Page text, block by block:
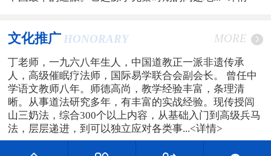
文化推广 HONORARY MORE
丁老师，一九六八年生人，中国道教正一派非遗传承
人，高级催眠疗法师，国际易学联合会副会长。 曾任中
学语文教师八年。师德高尚，教学经验丰富，条理清
晰。从事道法研究多年，有丰富的实战经验。现传授闾
山三奶法，综合300个以上内容，从基础入门到高级兵马
法，层层递进，到可以独立应对各类事...<详情>